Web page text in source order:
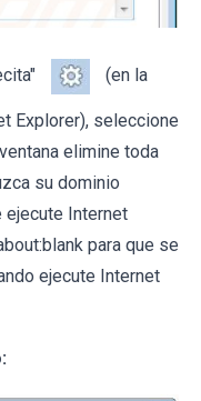
(en la
Explorer), seleccione
elimine toda
su dominio
ejecute Internet
para que se
ejecute Internet